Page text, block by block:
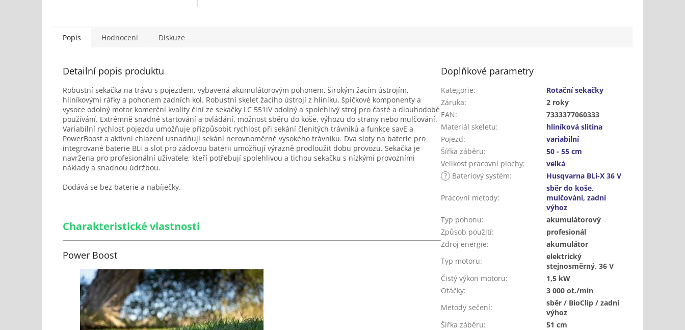
Popis Hodnocení Diskuze
Detailní popis produktu
Robustní sekačka na trávu s pojezdem, vybavená akumulátorovým pohonem, širokým žacím ústrojím,
hliníkovými ráfky a pohonem zadních kol. Robustní skelet žacího ústrojí z hliníku, špičkové komponenty a
vysoce odolný motor komerční kvality činí ze sekačky LC 551iV odolný a spolehlivý stroj pro časté a dlouhodobé
používání. Extrémně snadné startování a ovládání, možnost sběru do koše, výhozu do strany nebo mulčování.
Variabilní rychlost pojezdu umožňuje přizpůsobit rychlost při sekání členitých trávníků a funkce savE a
PowerBoost a aktivní chlazení usnadňují sekání nerovnoměrně vysokého trávníku. Dva sloty na baterie pro
integrované baterie BLi a slot pro zádovou baterii umožňují výrazně prodloužit dobu provozu. Sekačka je
navržena pro profesionální uživatele, kteří potřebují spolehlivou a tichou sekačku s nízkými provozními
náklady a snadnou údržbou.
Dodává se bez baterie a nabíječky.
Charakteristické vlastnosti
Power Boost
Doplňkové parametry
Kategorie:
Rotační sekačky
Záruka:
2 roky
EAN:
7333377060333
Materiál skeletu:
hliníková slitina
Pojezd:
variabilní
Šířka záběru:
50 - 55 cm
Velikost pracovní plochy:
velká
? Bateriový systém: Husqvarna BLi-X 36 V
Pracovní metody:
sběr do koše,
mulčování,zadní
výhoz
Typ pohonu:
akumulátorový
Způsob použití:
profesionál
Zdroj energie:
akumulátor
Typ motoru:
elektrický
stejnosměrný, 36 V
Čistý výkon motoru:
1,5 kW
Otáčky:
3 000 ot./min
Metody sečení:
sběr / BioClip / zadní
výhoz
Šířka záběru:
51 cm